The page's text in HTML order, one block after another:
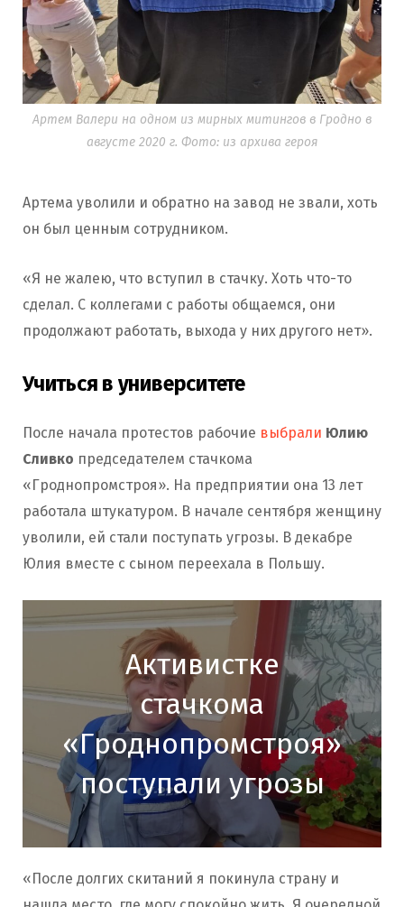
Артем Валери на одном из мирных митингов в Гродно в
августе 2020 г. Фото: из архива героя
Артема уволили и обратно на завод не звали, хоть
он был ценным сотрудником.
«Я не жалею, что вступил в стачку. Хоть что-то
сделал. С коллегами с работы общаемся, они
продолжают работать, выхода у них другого нет».
Учиться в университете
После начала протестов рабочие выбрали Юлию
Сливко председателем стачкома
«Гроднопромстроя». На предприятии она 13 лет
работала штукатуром. В начале сентября женщину
уволили, ей стали поступать угрозы. В декабре
Юлия вместе с сыном переехала в Польшу.
Активистке
стачкома
«Гроднопромстроя»
поступали угрозы
«После долгих скитаний я покинула страну и